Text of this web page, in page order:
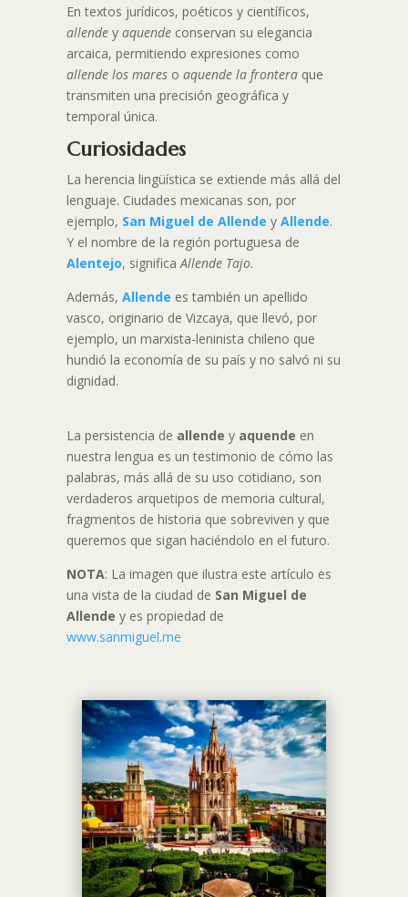
En textos jurídicos, poéticos y científicos,
allendey aquendeconservan su elegancia
arcaica, permitiendo expresiones como
allende los mareso aquende la fronteraque
transmiten una precisión geográfica y
temporal única.
Curiosidades
La herencia lingüística se extiende más allá del
lenguaje. Ciudades mexicanas son, por
ejemplo, San Miguel de Allende y Allende.
Y el nombre de la región portuguesa de
Alentejo, significaAllende Tajo.
Además, Allende es también un apellido
vasco, originario de Vizcaya, que llevó, por
ejemplo, un marxista-leninista chileno que
hundió la economía de su país y no salvó ni su
dignidad.
La persistencia de allende y aquende en
nuestra lengua es un testimonio de cómo las
palabras, más allá de su uso cotidiano, son
verdaderos arquetipos de memoria cultural,
fragmentos de historia que sobreviven y que
queremos que sigan haciéndolo en el futuro.
NOTA: La imagen que ilustra este artículo es
una vista de la ciudad de San Miguel de
Allende y es propiedad de
www.sanmiguel.me